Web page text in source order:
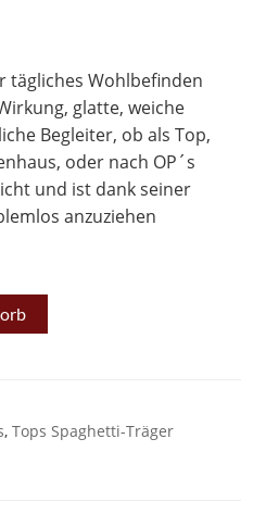
tägliches Wohlbefinden
glatte, weiche
Begleiter, ob als Top,
oder nach OP´s
und ist dank seiner
anzuziehen
, Tops Spaghetti-Träger